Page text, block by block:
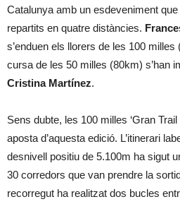
Catalunya amb un esdeveniment
repartits en quatre distàncies.
s’enduen els llorers de les 100
cursa de les 50 milles (80km) s’han
Cristina Martínez.
Sens dubte, les 100 milles ‘Gran
aposta d’aquesta edició. L’itinerari
desnivell positiu de 5.100m ha sigut
30 corredors que van prendre la
recorregut ha realitzat dos bucles